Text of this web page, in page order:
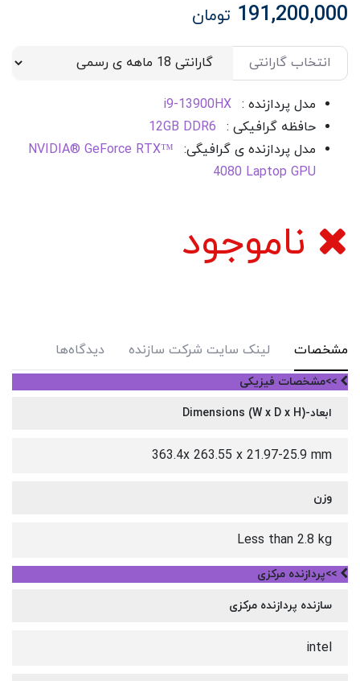
191,200,000 تومان
انتخاب گارانتی
مدل پردازنده : i9-13900HX
حافظه گرافیکی :
12GB DDR6
مدل پردازنده ی گرافیگی:
NVIDIA® GeForce RTX™
4080 Laptop GPU
ناموجود
مشخصات لینک سایت شرکت سازنده دیدگاه‌ها
>>مشخصات فیزیکی
ابعاد-Dimensions (W x D x H)
363.4x 263.55 x 21.97-25.9 mm
وزن
Less than 2.8 kg
>>پردازنده مرکزی
سازنده پردازنده مرکزی
intel